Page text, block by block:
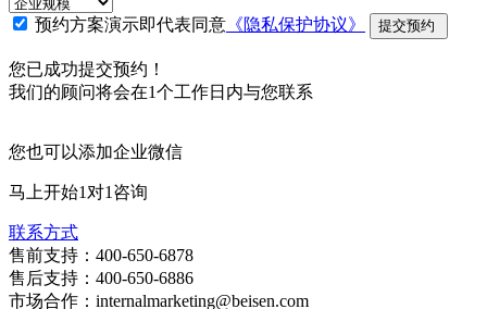
预约方案演示即代表同意 《隐私保护协议》 提交预约
您已成功提交预约！
我们的顾问将会在1个工作日内与您联系
您也可以添加企业微信
马上开始1对1咨询
联系方式
售前支持：400-650-6878
售后支持：400-650-6886
市场合作：internalmarketing@beisen.com